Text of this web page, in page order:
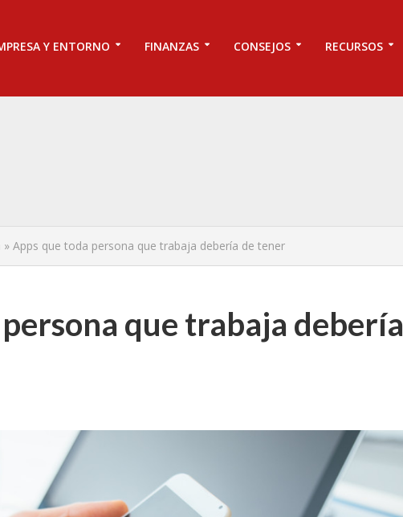
Y ENTORNO FINANZAS CONSEJOS RECURSOS
» Apps que toda persona que trabaja debería de tener
que trabaja debería